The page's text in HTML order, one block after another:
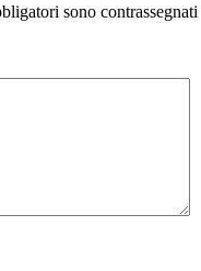
sono contrassegnati